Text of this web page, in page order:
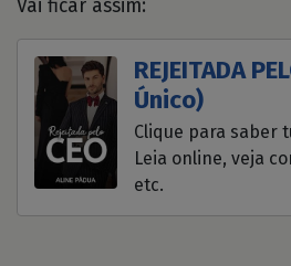
Vai ficar assim:
REJEITADA
Único)
Clique para saber
Leia online, veja
etc.